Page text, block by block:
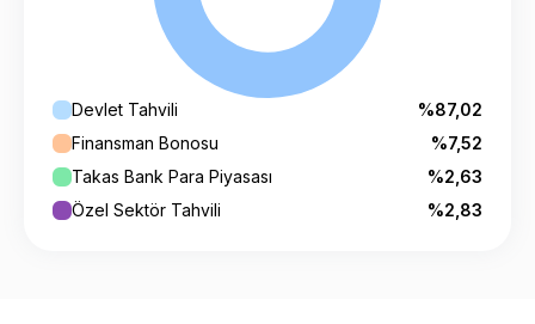
Devlet Tahvili
%87,02
Finansman Bonosu
%7,52
Takas Bank Para Piyasası
%2,63
Özel Sektör Tahvili
%2,83